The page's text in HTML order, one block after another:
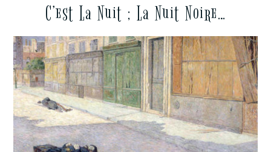
C’est La Nuit ; La Nuit Noire…